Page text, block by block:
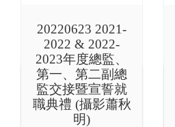
20220623 2021-
2022 & 2022-
2023年度總監、
第一、第二副總
監交接暨宣誓就
職典禮 (攝影蕭秋
明)